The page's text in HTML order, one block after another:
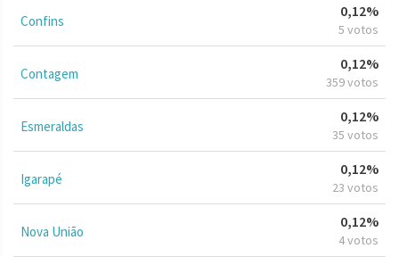
Confins
0,12%
5 votos
Contagem
0,12%
359 votos
Esmeraldas
0,12%
35 votos
Igarapé
0,12%
23 votos
Nova União
0,12%
4 votos